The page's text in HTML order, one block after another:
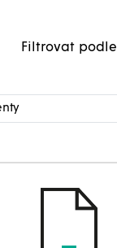
Filtrovat podle